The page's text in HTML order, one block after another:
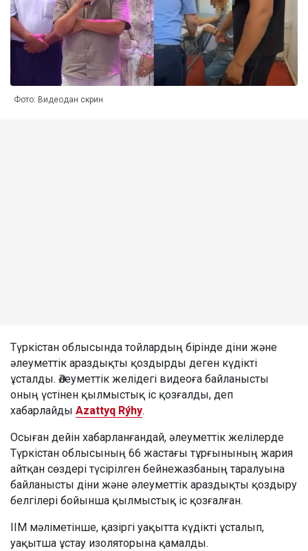
Фото: Видеодан скрин
Түркістан облысында тойлардың бірінде діни және
әлеуметтік араздықты қоздырды деген күдікті
ұсталды. Әлеуметтік желідегі видеоға байланысты
оның үстінен қылмыстық іс қозғалды, деп
хабарлайды Azattyq Rýhy.
Осыған дейін хабарланғандай, әлеуметтік желілерде
Түркістан облысының 66 жастағы тұрғынының жария
айтқан сөздері түсірілген бейнежазбаның таралуына
байланысты діни және әлеуметтік араздықты қоздыру
белгілері бойынша қылмыстық іс қозғалған.
ІІМ мәліметінше, қазіргі уақытта күдікті ұсталып,
уақытша ұстау изоляторына қамалды.